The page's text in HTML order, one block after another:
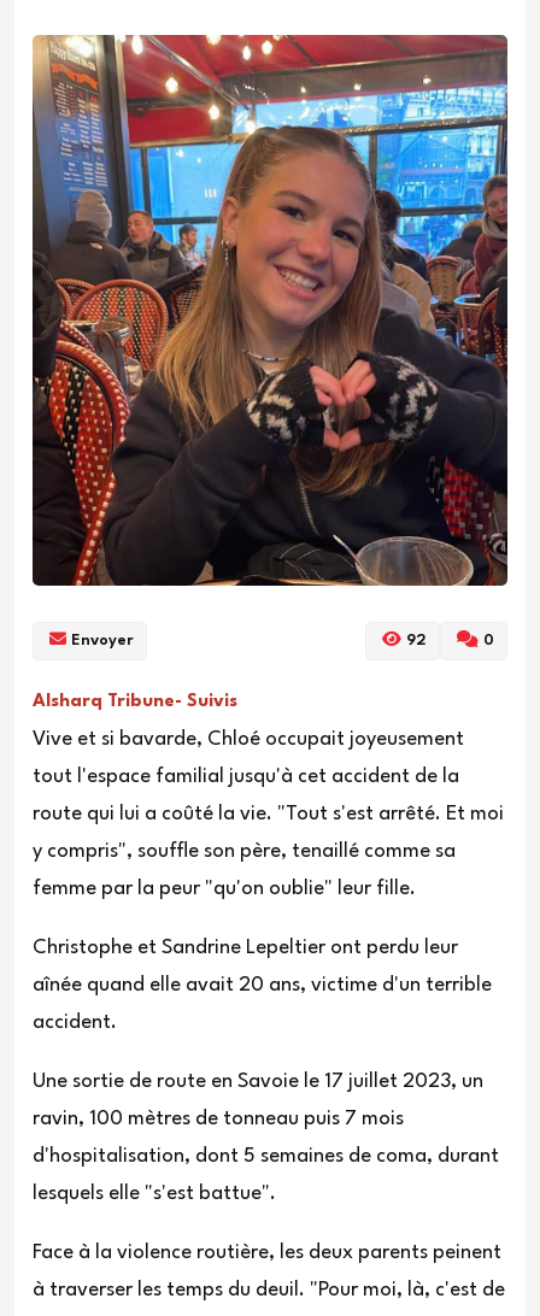
Envoyer 92 0
Alsharq Tribune- Suivis
Vive et si bavarde, Chloé occupait joyeusement
tout l'espace familial jusqu'à cet accident de la
route qui lui a coûté la vie. "Tout s'est arrêté. Et moi
y compris", souffle son père, tenaillé comme sa
femme par la peur "qu'on oublie" leur fille.
Christophe et Sandrine Lepeltier ont perdu leur
aînée quand elle avait 20 ans, victime d'un terrible
accident.
Une sortie de route en Savoie le 17 juillet 2023, un
ravin, 100 mètres de tonneau puis 7 mois
d'hospitalisation, dont 5 semaines de coma, durant
lesquels elle "s'est battue".
Face à la violence routière, les deux parents peinent
à traverser les temps du deuil. "Pour moi, là, c'est de